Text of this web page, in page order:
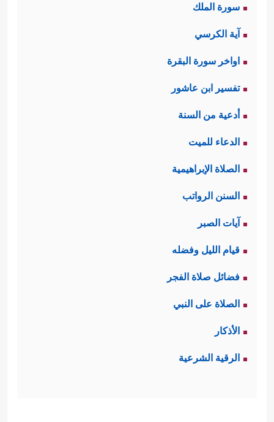
سورة الملك
آية الكرسي
اواخر سورة البقرة
تفسير ابن عاشور
أدعية من السنة
الدعاء للميت
الصلاة الإبراهيمية
السنن الرواتب
آيات الصبر
قيام الليل وفضله
فضائل صلاة الفجر
الصلاة على النبي
الأذكار
الرقية الشرعية